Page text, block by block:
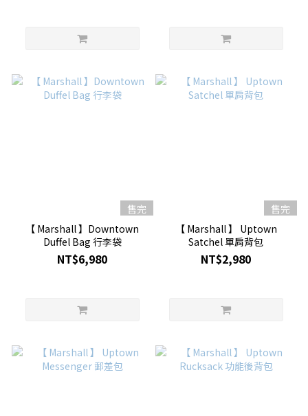
售完
【 Marshall 】Downtown
Duffel Bag 行李袋
NT$6,980
售完
【 Marshall 】 Uptown
Satchel 單肩背包
NT$2,980